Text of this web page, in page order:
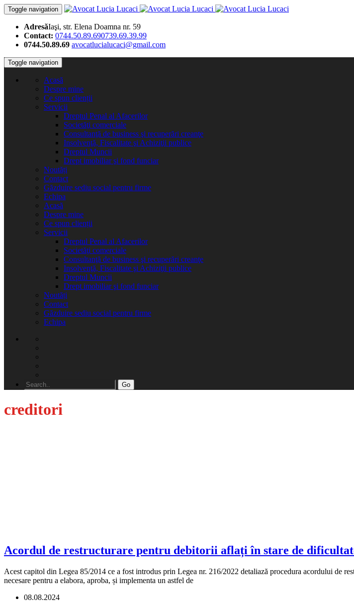
Toggle navigation
AdresăIaşi, str. Elena Doamna nr. 59
Contact: 0744.50.89.690739.69.39.99
0744.50.89.69 avocatlucialucaci@gmail.com
Toggle navigation
Acasă
Despre mine
Ce spun clienții
Servicii
Dreptul Penal al Afacerilor
Societăţi comerciale
Consultanţă de business şi recuperări creanţe
Insolvenţă, Fiscalitate şi Achiziţii publice
Dreptul Muncii
Drept imobiliar şi fond funciar
Noutăți
Contact
Găzduire sediu social pentru firme
Echipa
Acasă
Despre mine
Ce spun clienții
Servicii
Dreptul Penal al Afacerilor
Societăţi comerciale
Consultanţă de business şi recuperări creanţe
Insolvenţă, Fiscalitate şi Achiziţii publice
Dreptul Muncii
Drept imobiliar şi fond funciar
Noutăți
Contact
Găzduire sediu social pentru firme
Echipa
Go
creditori
Acordul de restructurare pentru debitorii aflați în stare de
Acest capitol din Legea 85/2014 ce a fost introdus prin Legea nr. 216/2022 detaliază procedura acordului de
necesare pentru a elabora, aproba, și implementa un astfel de
08.08.2024